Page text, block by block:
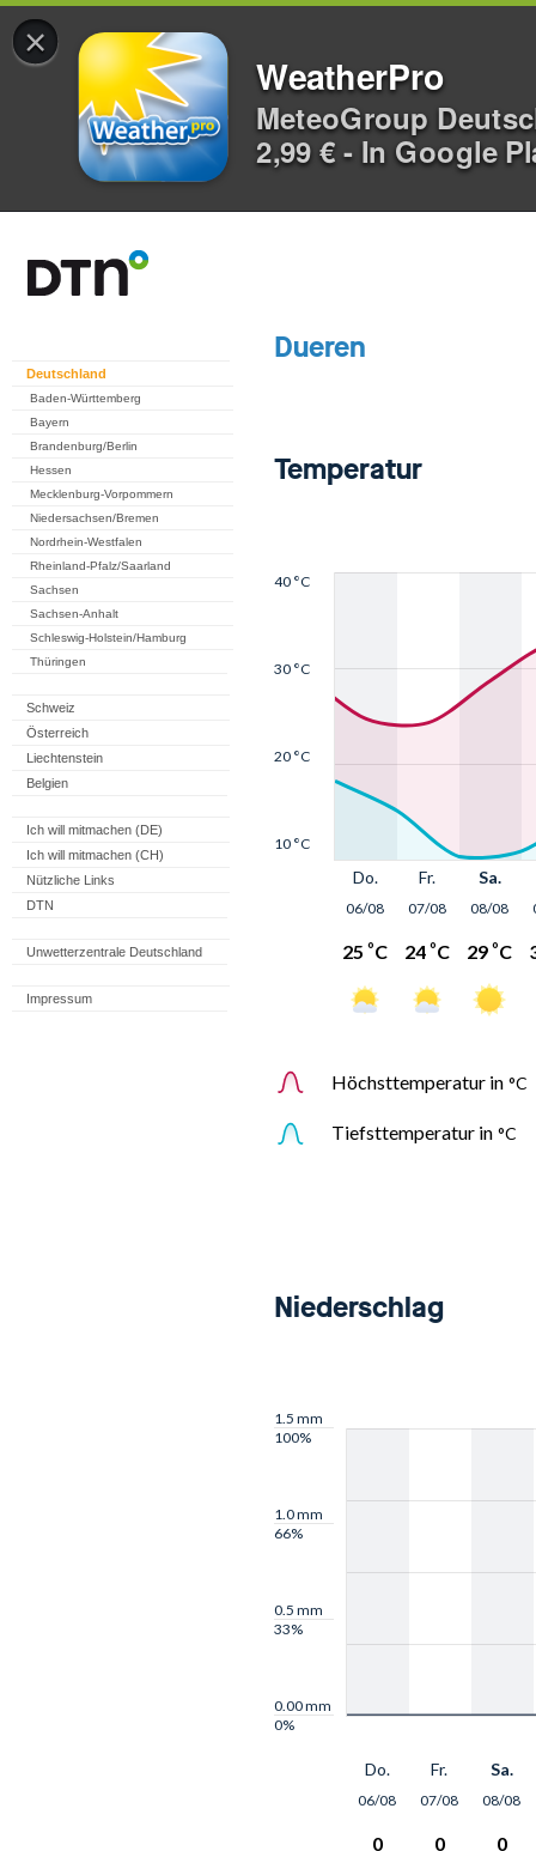
×
WeatherPro
MeteoGroup
2,99 € - In Google
Deutschland
Baden-Württemberg
Bayern
Brandenburg/Berlin
Hessen
Mecklenburg-Vorpommern
Niedersachsen/Bremen
Nordrhein-Westfalen
Rheinland-Pfalz/Saarland
Sachsen
Sachsen-Anhalt
Schleswig-Holstein/Hamburg
Thüringen
Schweiz
Österreich
Liechtenstein
Belgien
Ich will mitmachen (DE)
Ich will mitmachen (CH)
Nützliche Links
DTN
Unwetterzentrale Deutschland
Impressum